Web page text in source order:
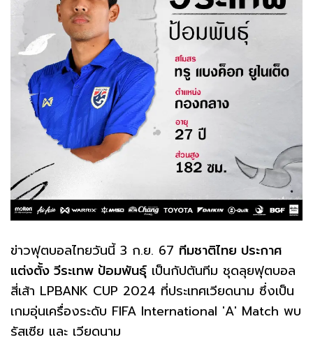
ข่าวฟุตบอลไทยวันนี้ 3 ก.ย. 67 ทีมชาติไทย ประกาศ
แต่งตั้ง วีระเทพ ป้อมพันธุ์ เป็นกัปตันทีม ชุดลุยฟุตบอล
สี่เส้า LPBANK CUP 2024 ที่ประเทศเวียดนาม ซึ่งเป็น
เกมอุ่นเครื่องระดับ FIFA International 'A' Match พบ
รัสเซีย และ เวียดนาม